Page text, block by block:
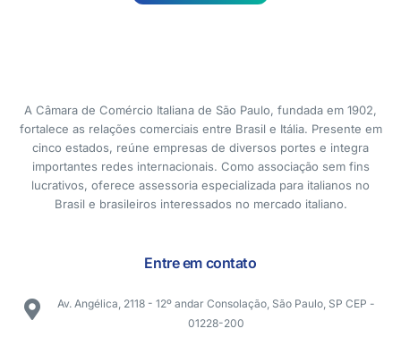
A Câmara de Comércio Italiana de São Paulo, fundada em 1902,
fortalece as relações comerciais entre Brasil e Itália. Presente em
cinco estados, reúne empresas de diversos portes e integra
importantes redes internacionais. Como associação sem fins
lucrativos, oferece assessoria especializada para italianos no
Brasil e brasileiros interessados no mercado italiano.
Entre em contato
Av. Angélica, 2118 - 12º andar Consolação, São Paulo, SP CEP -
01228-200